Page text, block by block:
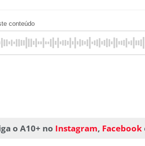
conteúdo
o A10+ no Instagram, Facebook